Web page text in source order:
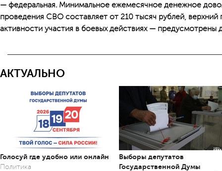
— федеральная. Минимальное ежемесячное денежное
проведения СВО составляет от 210 тысяч рублей, верхний
активности участия в бое­вых действиях — предусмотрены
АКТУАЛЬНО
Голосуй где удобно или онлайн
Политика
Выборы депутатов
Государственной Думы